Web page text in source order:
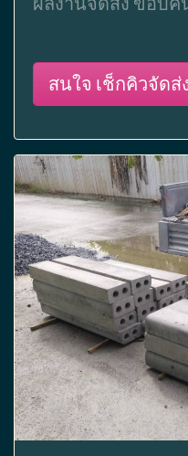
สนใจ เช็กคิวจัดส่